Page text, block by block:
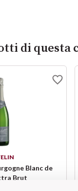
di questa
Blanc de
Brut